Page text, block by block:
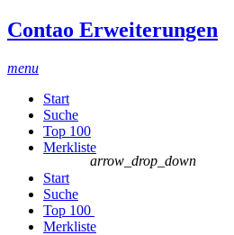
Contao Erweiterungen
menu
Start
Suche
Top 100
Merkliste
Start
Suche
Top 100
arrow_drop_down
Merkliste